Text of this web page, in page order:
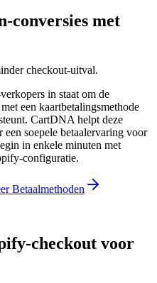
conversies met
checkout-uitval.
in staat om de
een kaartbetalingsmethode
CartDNA helpt deze
soepele betaalervaring voor
in enkele minuten met
configuratie.
Betaalmethoden
checkout voor